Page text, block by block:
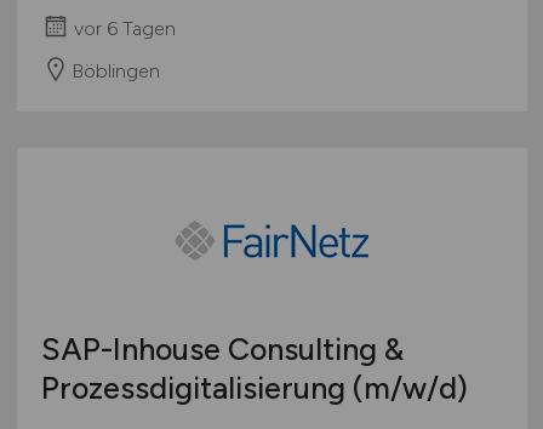
vor 6 Tagen
Böblingen
SAP-Inhouse Consulting &
Prozessdigitalisierung (m/w/d)